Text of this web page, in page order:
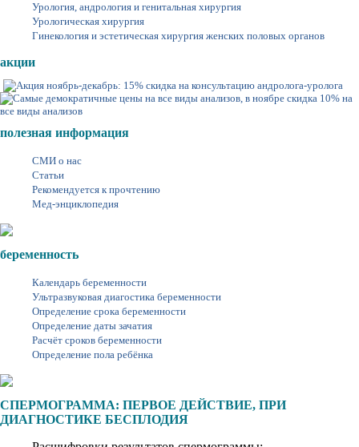
Урология, андрология и генитальная хирургия
Урологическая хирургия
Гинекология и эстетическая хирургия женских половых органов
акции
полезная информация
СМИ о нас
Статьи
Рекомендуется к прочтению
Мед-энциклопедия
беременность
Календарь беременности
Ультразвуковая диагостика беременности
Определение срока беременности
Определение даты зачатия
Расчёт сроков беременности
Определение пола ребёнка
СПЕРМОГРАММА: ПЕРВОЕ ДЕЙСТВИЕ, ПРИ
ДИАГНОСТИКЕ БЕСПЛОДИЯ